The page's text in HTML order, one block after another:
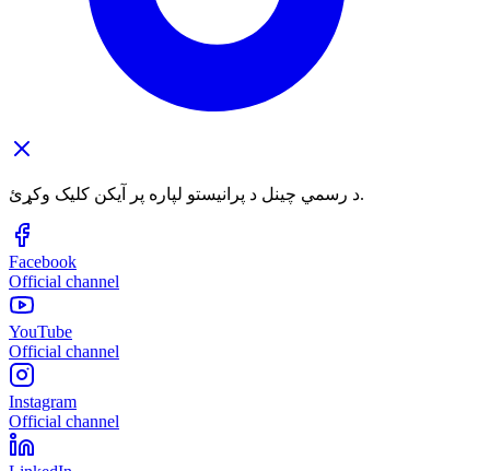
د رسمي چینل د پرانیستو لپاره پر آیکن کلیک وکړئ.
Facebook
Official channel
YouTube
Official channel
Instagram
Official channel